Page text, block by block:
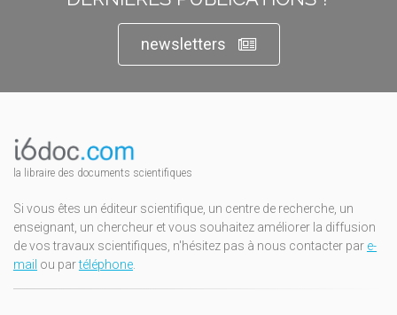
newsletters
la libraire des documents scientifiques
Si vous êtes un éditeur scientifique, un centre de recherche, un
enseignant, un chercheur et vous souhaitez améliorer la diffusion
de vos travaux scientifiques, n'hésitez pas à nous contacter par e-
mail ou partéléphone